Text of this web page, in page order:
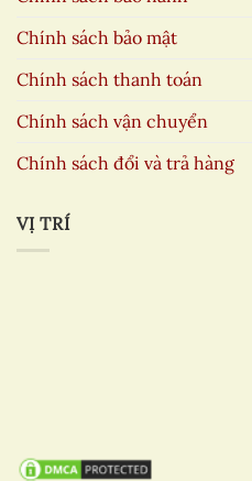
Chính sách bảo mật
Chính sách thanh toán
Chính sách vận chuyển
Chính sách đổi và trả hàng
VỊ TRÍ